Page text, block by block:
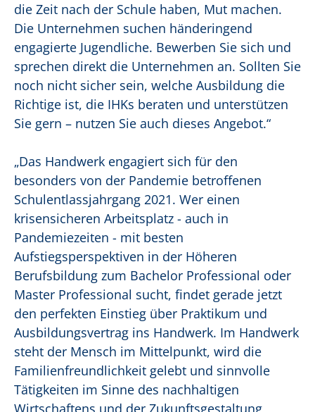
die Zeit nach der Schule haben, Mut machen.
Die Unternehmen suchen händeringend
engagierte Jugendliche. Bewerben Sie sich und
sprechen direkt die Unternehmen an. Sollten Sie
noch nicht sicher sein, welche Ausbildung die
Richtige ist, die IHKs beraten und unterstützen
Sie gern – nutzen Sie auch dieses Angebot.“
„Das Handwerk engagiert sich für den
besonders von der Pandemie betroffenen
Schulentlassjahrgang 2021. Wer einen
krisensicheren Arbeitsplatz - auch in
Pandemiezeiten - mit besten
Aufstiegsperspektiven in der Höheren
Berufsbildung zum Bachelor Professional oder
Master Professional sucht, findet gerade jetzt
den perfekten Einstieg über Praktikum und
Ausbildungsvertrag ins Handwerk. Im Handwerk
steht der Mensch im Mittelpunkt, wird die
Familienfreundlichkeit gelebt und sinnvolle
Tätigkeiten im Sinne des nachhaltigen